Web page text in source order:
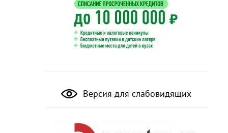
Версия для слабовидящих